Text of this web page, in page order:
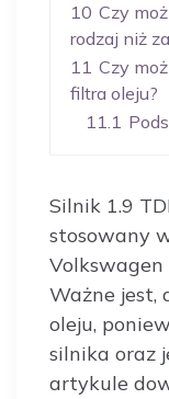
10 Czy
rodzaj niż
11 Czy
filtra oleju?
11.1
Silnik 1.9
stosowany
Ważne jest,
oleju,
silnika oraz
artykule